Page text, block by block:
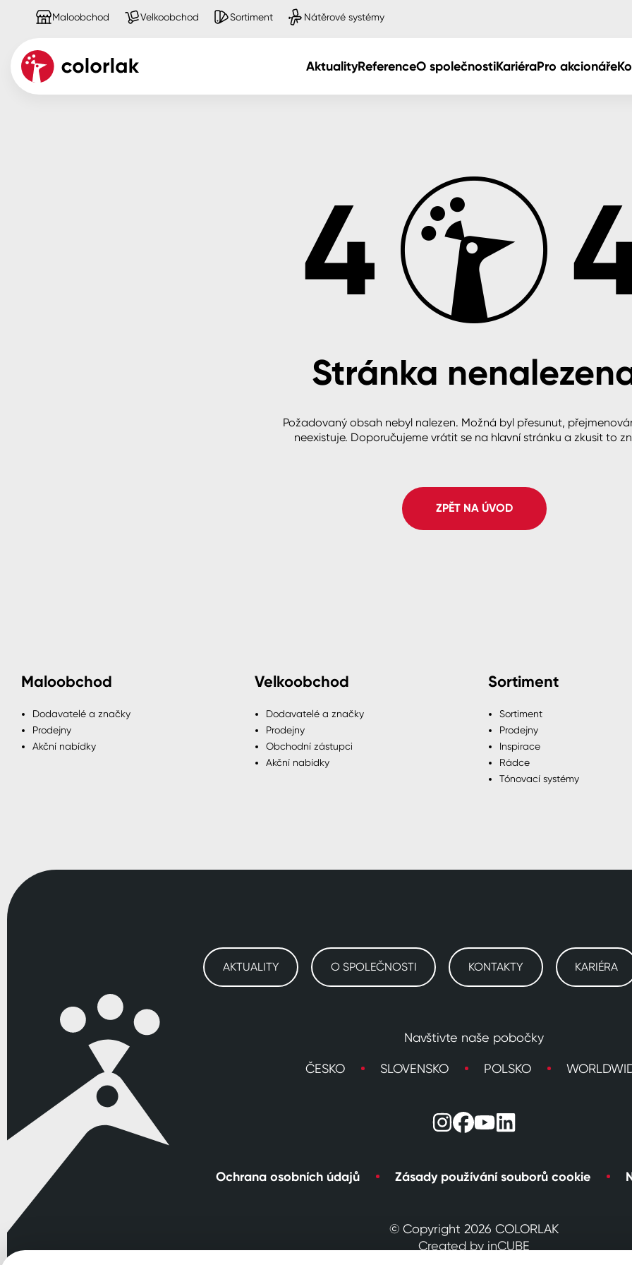
Maloobchod Velkoobchod Sortiment Nátěrové systémy
AktualityReferenceO společnostiKariéraPro akcionáře
Ředidla, tužidla, čističe, technickéStránka
Požadovaný obsah nebyl nalezen. Možná byl přesunut,
neexistuje. Doporučujeme vrátit se na hlavní stránku a zkusit to
ZPĚT NA ÚVOD
Maloobchod
Dodavatelé a značky
Prodejny
Akční nabídky
Velkoobchod
Dodavatelé a značky
Prodejny
Obchodní zástupci
Akční nabídky
Sortiment
Sortiment
Prodejny
Inspirace
Rádce
Tónovací systémy
AKTUALITY O SPOLEČNOSTI KONTAKTY KARIÉRA
Navštivte naše pobočky
ČESKO SLOVENSKO POLSKO
Ochrana osobních údajů Zásady používání souborů cookie
© Copyright 2026 COLORLAK
Created by inCUBE